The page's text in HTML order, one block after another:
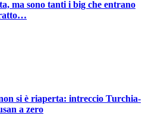
ma sono tanti i big che entrano
si è riaperta: intreccio Turchia-
a zero